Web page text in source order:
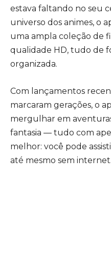
estava faltando no seu
universo dos animes, o
uma ampla coleção de
qualidade HD, tudo de
organizada.
Com lançamentos
marcaram gerações, o
mergulhar em
fantasia — tudo com
melhor: você pode
até mesmo sem internet.